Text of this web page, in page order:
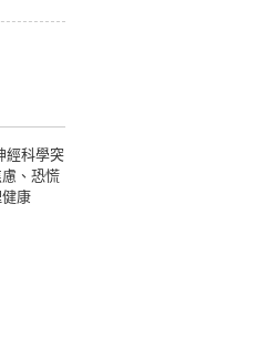
經科學突
、恐慌
康